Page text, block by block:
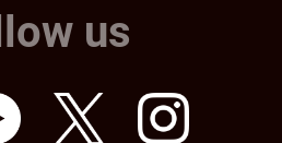
us